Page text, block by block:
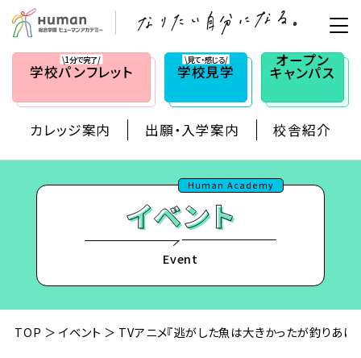
\1分で完了/
学校パンフレット
\見て・感じる/
学校見学
オープン
キャンパス
カレッジ案内 出願・入学案内 校舎紹介
Human Academy
Event
TOP イベント TVアニメ『逃がした魚は大きかったが釣りあ